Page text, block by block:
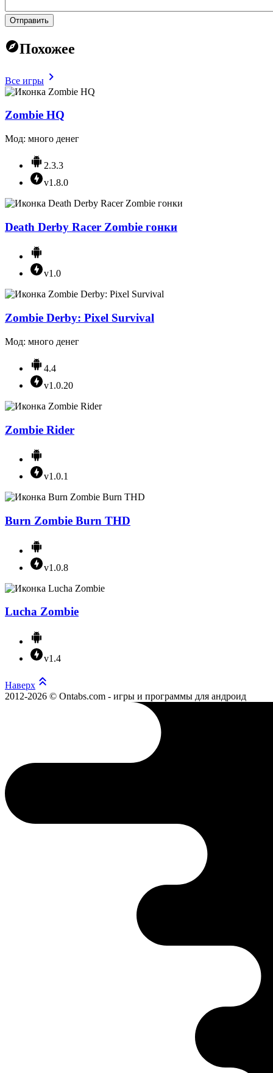
Отправить
Похожее
Все игры
Zombie HQ
Мод: много денег
2.3.3
v1.8.0
Death Derby Racer Zombie гонки
v1.0
Zombie Derby: Pixel Survival
Мод: много денег
4.4
v1.0.20
Zombie Rider
v1.0.1
Burn Zombie Burn THD
v1.0.8
Lucha Zombie
v1.4
Наверх
2012-2026 © Ontabs.com - игры и программы для андроид